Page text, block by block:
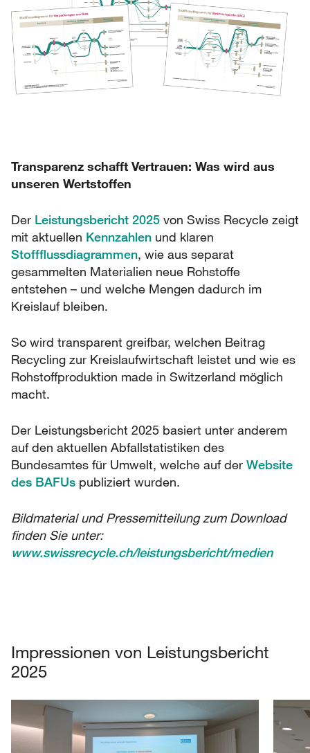
Transparenz schafft Vertrauen: Was wird aus
unseren Wertstoffen
Der Leistungsbericht 2025 von Swiss Recycle zeigt
mit aktuellen Kennzahlen und klaren
Stoffflussdiagrammen, wie aus separat
gesammelten Materialien neue Rohstoffe
entstehen – und welche Mengen dadurch im
Kreislauf bleiben.
So wird transparent greifbar, welchen Beitrag
Recycling zur Kreislaufwirtschaft leistet und wie es
Rohstoffproduktion made in Switzerland möglich
macht.
Der Leistungsbericht 2025 basiert unter anderem
auf den aktuellen Abfallstatistiken des
Bundesamtes für Umwelt, welche auf der Website
des BAFUs publiziert wurden.
Bildmaterial und Pressemitteilung zum Download
finden Sie unter:
www.swissrecycle.ch/leistungsbericht/medien
Impressionen von Leistungsbericht
2025